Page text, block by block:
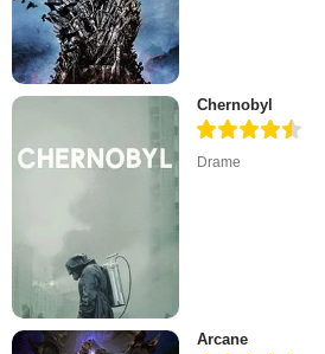
Chernobyl
Drame
Arcane